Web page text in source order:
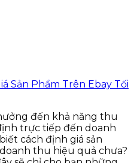
đến khả năng thu
trực tiếp đến doanh
cách định giá sản
thu hiệu quả chưa?